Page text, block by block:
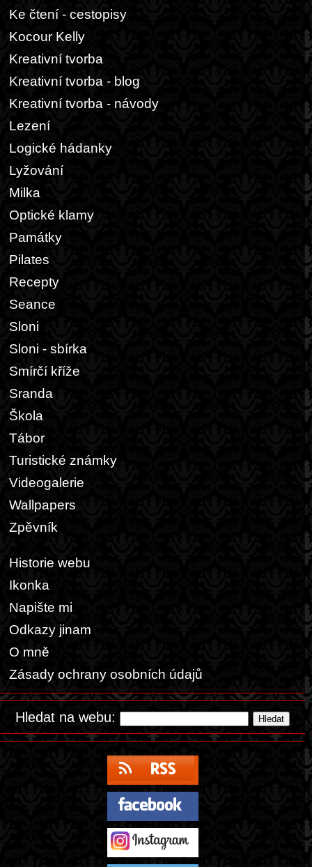
Ke čtení - cestopisy
Kocour Kelly
Kreativní tvorba
Kreativní tvorba - blog
Kreativní tvorba - návody
Lezení
Logické hádanky
Lyžování
Milka
Optické klamy
Památky
Pilates
Recepty
Seance
Sloni
Sloni - sbírka
Smírčí kříže
Sranda
Škola
Tábor
Turistické známky
Videogalerie
Wallpapers
Zpěvník
Historie webu
Ikonka
Napište mi
Odkazy jinam
O mně
Zásady ochrany osobních údajů
Hledat na webu: